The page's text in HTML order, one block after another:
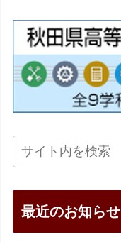
最近のお知らせ